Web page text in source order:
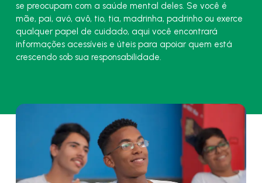
se preocupam com a saúde mental deles. Se você é
mãe, pai, avó, avô, tio, tia, madrinha, padrinho ou exerce
qualquer papel de cuidado, aqui você encontrará
informações acessíveis e úteis para apoiar quem está
crescendo sob sua responsabilidade.